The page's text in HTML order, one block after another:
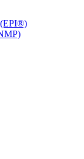
(EPI®)